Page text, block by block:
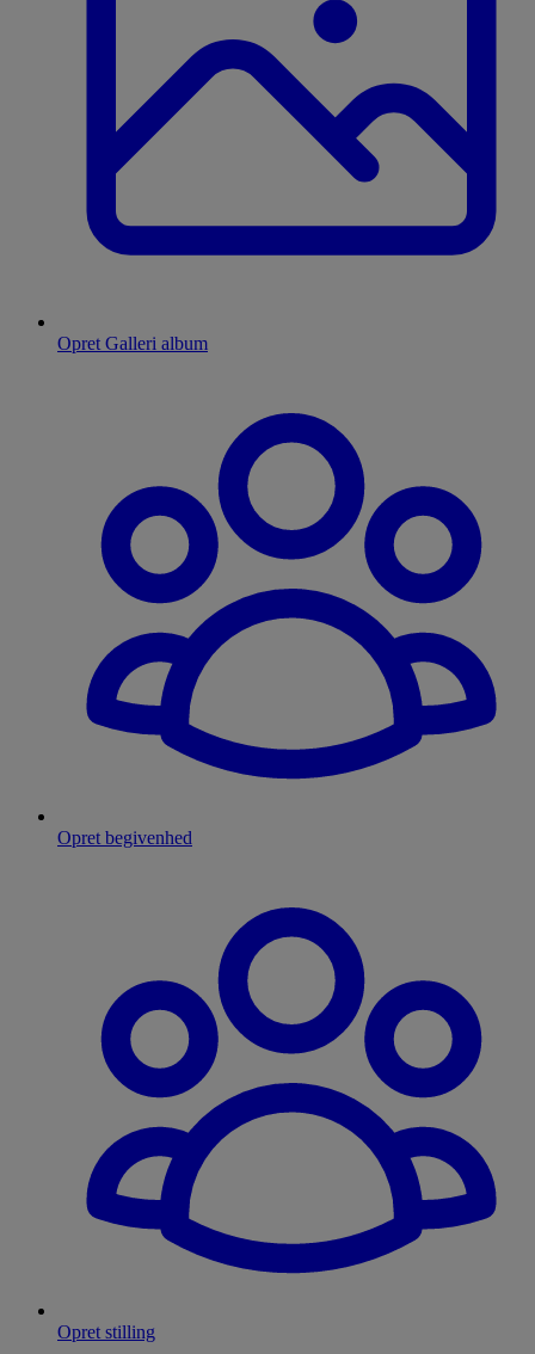
Opret Galleri album
Opret begivenhed
Opret stilling